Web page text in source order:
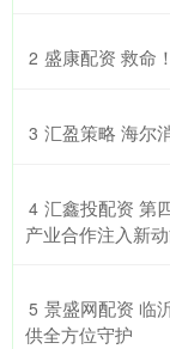
2 盛康配资 救命
3 汇盈策略 海尔
4 汇鑫投配资 第
产业合作注入新
5 景盛网配资 临
供全方位守护